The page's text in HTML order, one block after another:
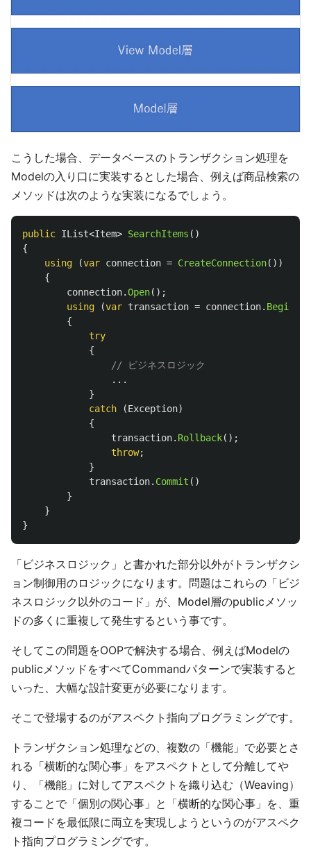
こうした場合、データベースのトランザクション処理を
Modelの入り口に実装するとした場合、例えば商品検索の
メソッドは次のような実装になるでしょう。
public IList<Item> SearchItems ()
{
using
(var connection = CreateConnection())
{
connection.Open();
using
(var transaction = connection.
{
try
{
// ビジネスロジック
...
}
catch
(Exception)
{
transaction. Rollback();
throw;
}
transaction. Commit ()
}
}
}
「ビジネスロジック」と書かれた部分以外がトランザクシ
ョン制御用のロジックになります。問題はこれらの「ビジ
ネスロジック以外のコード」が、Model層のpublicメソッ
ドの多くに重複して発生するという事です。
そしてこの問題をOOPで解決する場合、例えばModelの
publicメソッドをすべてCommandパターンで実装すると
いった、大幅な設計変更が必要になります。
そこで登場するのがアスペクト指向プログラミングです。
トランザクション処理などの、複数の「機能」で必要とさ
れる「横断的な関心事」をアスペクトとして分離してや
り、「機能」に対してアスペクトを織り込む（Weaving）
することで「個別の関心事」と「横断的な関心事」を、重
複コードを最低限に両立を実現しようというのがアスペク
ト指向プログラミングです。